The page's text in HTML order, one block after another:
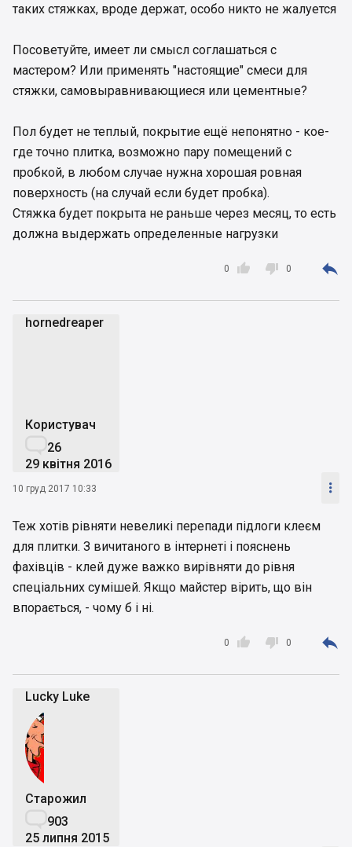
таких стяжках, вроде держат, особо никто не жалуется
Посоветуйте, имеет ли смысл соглашаться с
мастером? Или применять "настоящие" смеси для
стяжки, самовыравнивающиеся или цементные?
Пол будет не теплый, покрытие ещё непонятно - кое-
где точно плитка, возможно пару помещений с
пробкой, в любом случае нужна хорошая ровная
поверхность (на случай если будет пробка).
Стяжка будет покрыта не раньше через месяц, то есть
должна выдержать определенные нагрузки

0  0 
hornedreaper
Користувач
26
29 квітня 2016
10 груд 2017 10:33 
Теж хотів рівняти невеликі перепади підлоги клеєм
для плитки. З вичитаного в інтернеті і пояснень
фахівців - клей дуже важко вирівняти до рівня
спеціальних сумішей. Якщо майстер вірить, що він
впорається, - чому б і ні.

0  0 
Lucky Luke
Старожил
903
25 липня 2015